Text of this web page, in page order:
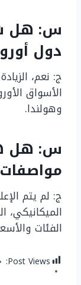
س: هل
دول
الأسواق
وهولندا.
س: هل
ج: لم يتم
الميكانيكي،
الفئات
Post Views: